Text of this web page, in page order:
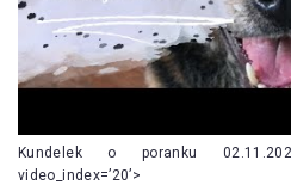
Kundelek o poranku
video_index=’20’>